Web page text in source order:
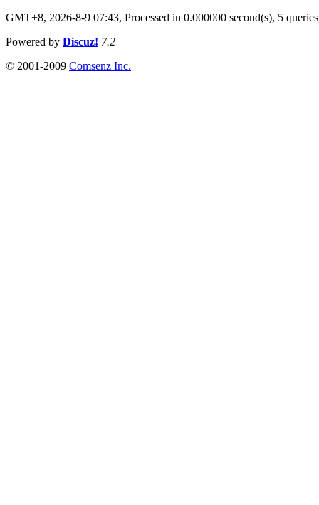
GMT+8, 2026-8-9 07:43, Processed in 0.000000 second(s), 5
Powered by Discuz! 7.2
© 2001-2009 Comsenz Inc.